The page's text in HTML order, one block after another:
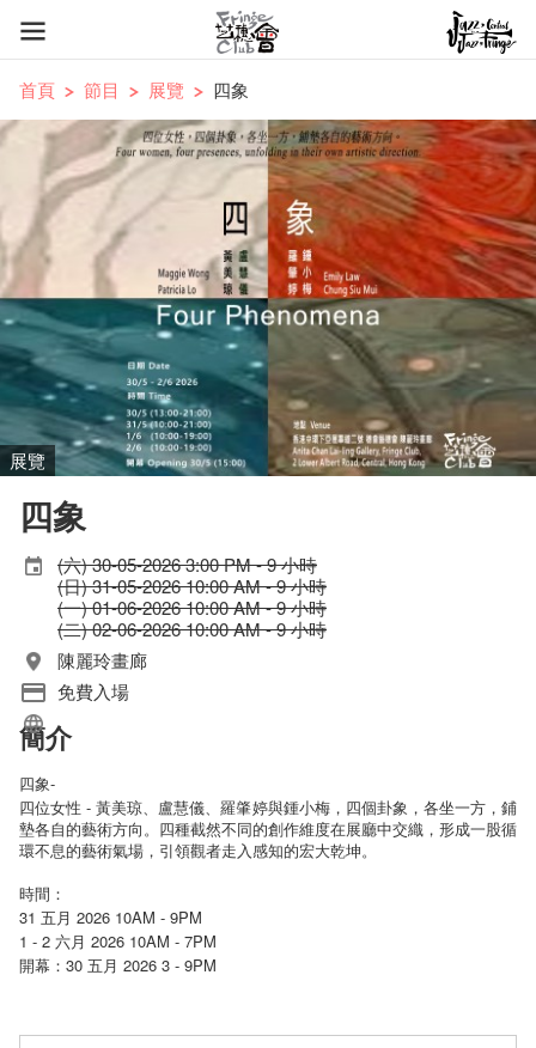
首頁 節目 展覽 四象
展覽
四象
(六) 30-05-2026 3:00 PM - 9 小時
(日) 31-05-2026 10:00 AM - 9 小時
(一) 01-06-2026 10:00 AM - 9 小時
(二) 02-06-2026 10:00 AM - 9 小時
陳麗玲畫廊
免費入場
簡介
四象-
四位女性 -黃美琼、盧慧儀、羅肇婷與鍾小梅，四個卦象，各坐一方，鋪
墊各自的藝術方向。四種截然不同的創作維度在展廳中交織，形成一股循
環不息的藝術氣場，引領觀者走入感知的宏大乾坤。
時間：
31 五月 2026 10AM - 9PM
1 - 2 六月 2026 10AM - 7PM
開幕： 30 五月 2026 3 - 9PM